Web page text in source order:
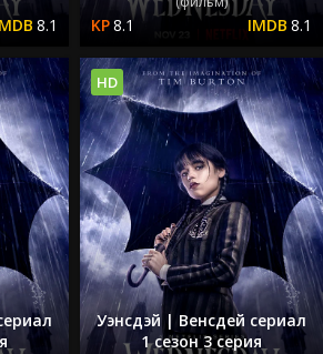
8.1 8.1 8.1
Уэнсдэй | Венсдей сериал
1 сезон 3 серия
HD